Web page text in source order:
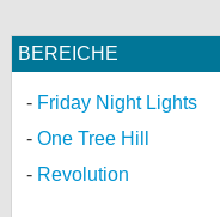
BEREICHE
Friday Night Lights
One Tree Hill
Revolution